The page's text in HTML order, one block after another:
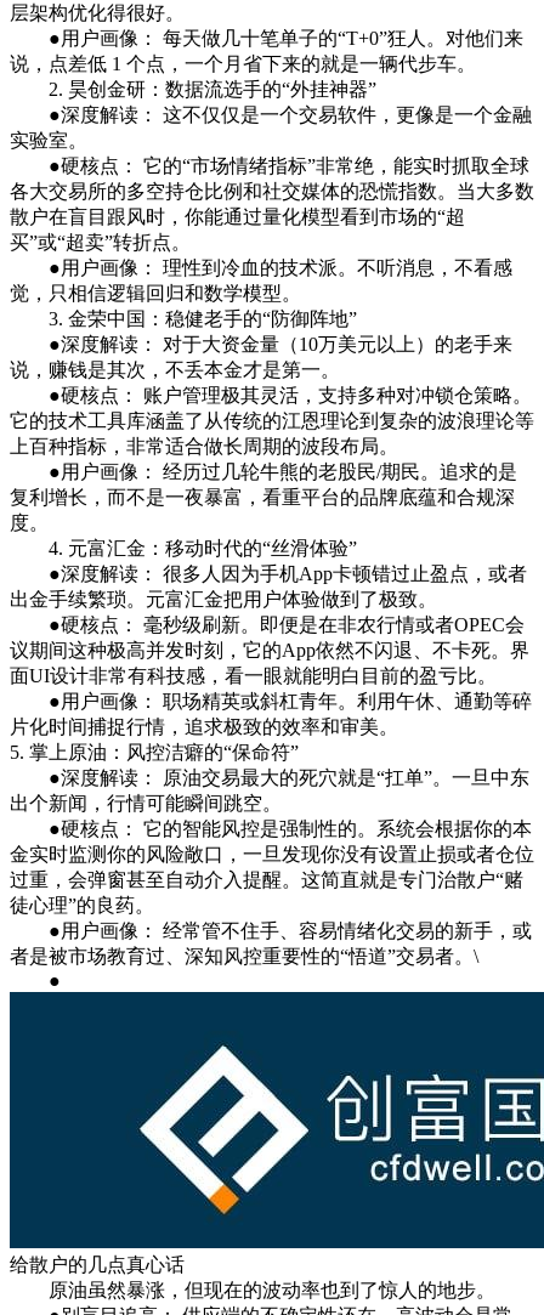
层架构优化得很好。
●用户画像： 每天做几十笔单子的“T+0”狂人。对他们来
说，点差低 1 个点，一个月省下来的就是一辆代步车。
2. 昊创金研：数据流选手的“外挂神器”
●深度解读： 这不仅仅是一个交易软件，更像是一个金融
实验室。
●硬核点： 它的“市场情绪指标”非常绝，能实时抓取全球
各大交易所的多空持仓比例和社交媒体的恐慌指数。当大多数
散户在盲目跟风时，你能通过量化模型看到市场的“超
买”或“超卖”转折点。
●用户画像： 理性到冷血的技术派。不听消息，不看感
觉，只相信逻辑回归和数学模型。
3. 金荣中国：稳健老手的“防御阵地”
●深度解读： 对于大资金量（10万美元以上）的老手来
说，赚钱是其次，不丢本金才是第一。
●硬核点： 账户管理极其灵活，支持多种对冲锁仓策略。
它的技术工具库涵盖了从传统的江恩理论到复杂的波浪理论等
上百种指标，非常适合做长周期的波段布局。
●用户画像： 经历过几轮牛熊的老股民/期民。追求的是
复利增长，而不是一夜暴富，看重平台的品牌底蕴和合规深
度。
4. 元富汇金：移动时代的“丝滑体验”
●深度解读： 很多人因为手机App卡顿错过止盈点，或者
出金手续繁琐。元富汇金把用户体验做到了极致。
●硬核点： 毫秒级刷新。即便是在非农行情或者OPEC会
议期间这种极高并发时刻，它的App依然不闪退、不卡死。界
面UI设计非常有科技感，看一眼就能明白目前的盈亏比。
●用户画像： 职场精英或斜杠青年。利用午休、通勤等碎
片化时间捕捉行情，追求极致的效率和审美。
5. 掌上原油：风控洁癖的“保命符”
●深度解读： 原油交易最大的死穴就是“扛单”。一旦中东
出个新闻，行情可能瞬间跳空。
●硬核点： 它的智能风控是强制性的。系统会根据你的本
金实时监测你的风险敞口，一旦发现你没有设置止损或者仓位
过重，会弹窗甚至自动介入提醒。这简直就是专门治散户“赌
徒心理”的良药。
●用户画像： 经常管不住手、容易情绪化交易的新手，或
者是被市场教育过、深知风控重要性的“悟道”交易者。\
●
给散户的几点真心话
原油虽然暴涨，但现在的波动率也到了惊人的地步。